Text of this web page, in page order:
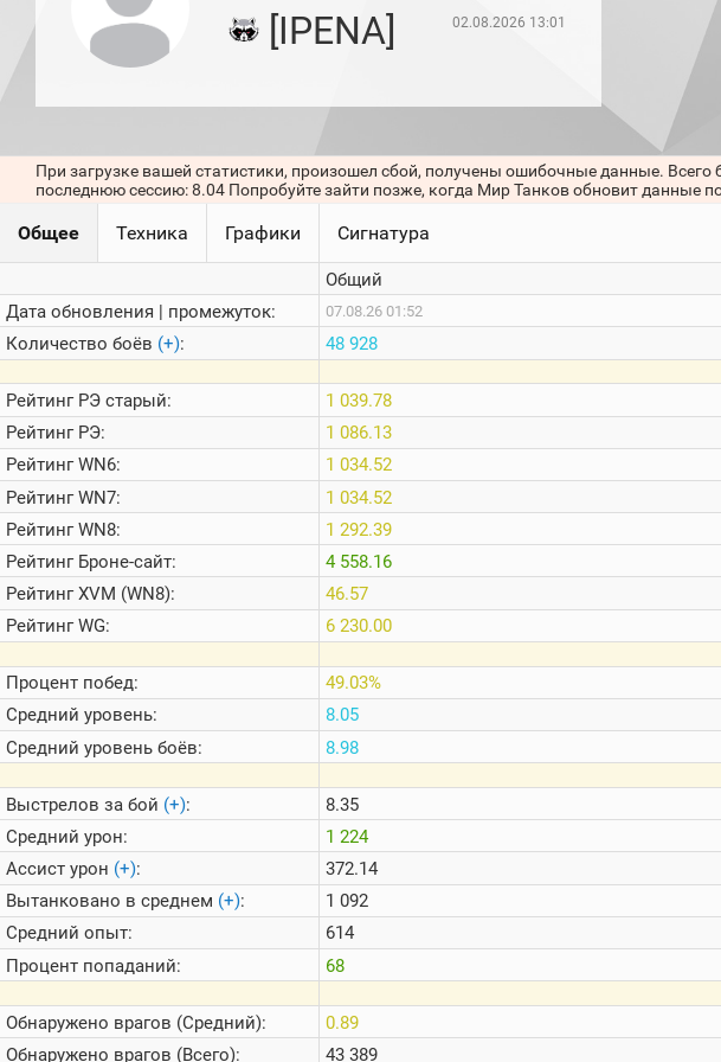
последние
сессии)
1000
стримеров
Информация
Онлайн
Цветовая
шкала
Теlegram
ВК
Портал
Мира
[IPENA]
02.08.2026 13:01
При загрузке вашей статистики, произошел сбой, получены ошибочные данные.
последнюю сессию: 8.04 Попробуйте зайти позже, когда Мир Танков обновит данные
Общее Техника Графики Сигнатура
Дата обновления | промежуток:
Количество боёв (+):
РейтингРЭ старый:
РейтингРЭ:
РейтингWN6:
РейтингWN7:
РейтингWN8:
РейтингБроне-сайт:
РейтингXVM (WN8):
РейтингWG:
Процент побед:
Средний уровень:
Средний уровень боёв:
Выстрелов за бой (+):
Средний урон:
Ассист урон (+):
Вытанковано в среднем (+):
Средний опыт:
Процент попаданий:
Обнаружено врагов (Средний):
Обнаружено врагов (Всего):
Общий
07.08.26 01:52
48 928
1 039.78
1 086.13
1 034.52
1 034.52
1 292.39
4 558.16
46.57
6 230.00
49.03%
8.05
8.98
8.35
1 224
372.14
1 092
614
68
0.89
43 389